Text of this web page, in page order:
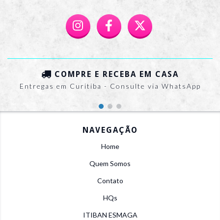
COMPRE E RECEBA EM CASA
Entregas em Curitiba - Consulte via WhatsApp
NAVEGAÇÃO
Home
Quem Somos
Contato
HQs
ITIBAN ESMAGA